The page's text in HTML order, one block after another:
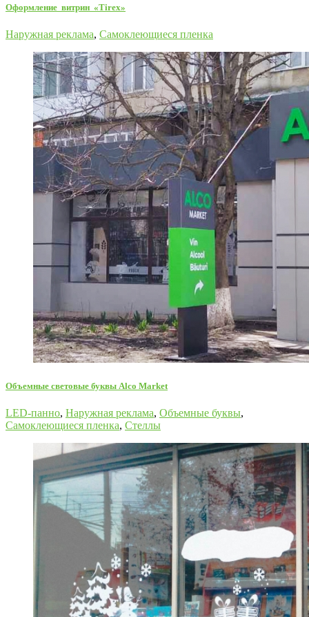
Оформление витрин «Tirex»
Наружная реклама, Самоклеющиеся пленка
Oбъемные световые буквы Alco Market
LED-панно, Наружная реклама, Объемные буквы,
Самоклеющиеся пленка, Стеллы